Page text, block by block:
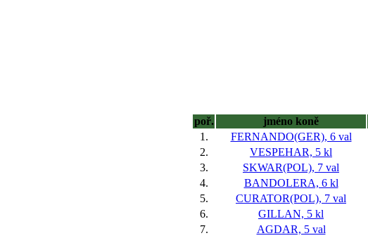
poř.
jméno koně
1.
FERNANDO(GER), 6 val
2.
VESPEHAR, 5 kl
3.
SKWAR(POL), 7 val
4.
BANDOLERA, 6 kl
5.
CURATOR(POL), 7 val
6.
GILLAN, 5 kl
7.
AGDAR, 5 val